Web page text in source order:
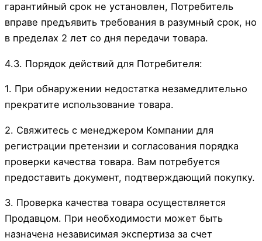
гарантийный срок не установлен, Потребитель
вправе предъявить требования в разумный срок, но
в пределах 2 лет со дня передачи товара.
4.3. Порядок действий для Потребителя:
1. При обнаружении недостатка незамедлительно
прекратите использование товара.
2. Свяжитесь с менеджером Компании для
регистрации претензии и согласования порядка
проверки качества товара. Вам потребуется
предоставить документ, подтверждающий покупку.
3. Проверка качества товара осуществляется
Продавцом. При необходимости может быть
назначена независимая экспертиза за счет